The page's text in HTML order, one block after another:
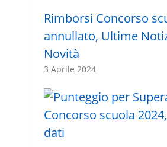
Rimborsi Concorso
annullato, Ultime
Novità
3 Aprile 2024